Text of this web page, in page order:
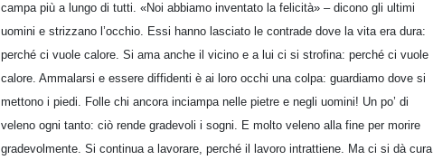
campa più a lungo di tutti. «Noi abbiamo inventato la felicità» – dicono gli ultimi
uomini e strizzano l’occhio. Essi hanno lasciato le contrade dove la vita era dura:
perché ci vuole calore. Si ama anche il vicino e a lui ci si strofina: perché ci vuole
calore. Ammalarsi e essere diffidenti è ai loro occhi una colpa: guardiamo dove si
mettono i piedi. Folle chi ancora inciampa nelle pietre e negli uomini! Un po’ di
veleno ogni tanto: ciò rende gradevoli i sogni. E molto veleno alla fine per morire
gradevolmente. Si continua a lavorare, perché il lavoro intrattiene. Ma ci si dà cura